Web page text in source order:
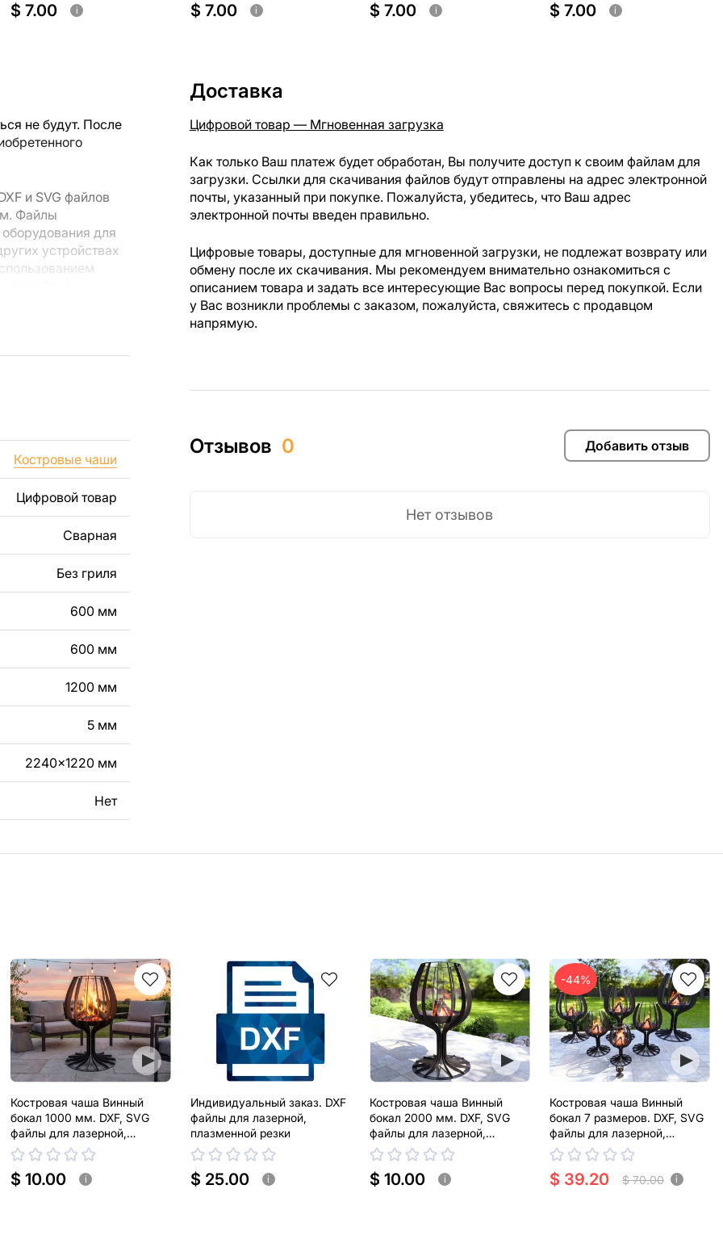
$ 7.00 i $ 7.00 i $ 7.00 i $ 7.00 i
не будут. После
и SVG файлов
Файлы
для
устройствах
созданы с
что
изображение,
дизайн изделия.
изделия из
с нами в
Костровые чаши
Цифровой товар
Сварная
Без гриля
600 мм
600 мм
1200 мм
5 мм
2240x1220 мм
Нет
Доставка
Цифровой товар — Мгновенная загрузка
Как только Ваш платеж будет обработан, Вы получите доступ к своим файлам для
загрузки. Ссылки для скачивания файлов будут отправлены на адрес электронной
почты, указанный при покупке. Пожалуйста, убедитесь, что Ваш адрес
электронной почты введен правильно.
Цифровые товары, доступные для мгновенной загрузки, не подлежат возврату или
обмену после их скачивания. Мы рекомендуем внимательно ознакомиться с
описанием товара и задать все интересующие Вас вопросы перед покупкой. Если
у Вас возникли проблемы с заказом, пожалуйста, свяжитесь с продавцом
напрямую.
Отзывов 0 Добавить отзыв
Нет отзывов
Костровая чаша Винный
бокал 1000 мм. DXF, SVG
файлы для лазерной,
плазменной резки
$ 10.00 i
Индивидуальный заказ. DXF
файлы для лазерной,
плазменной резки
$ 25.00 i
Костровая чаша Винный
бокал 2000 мм. DXF, SVG
файлы для лазерной,
плазменной резки
$ 10.00 i
-44%
Костровая чаша Винный
бокал 7 размеров. DXF, SVG
файлы для лазерной,
плазменной резки
$ 39.20 $ 70.00 i